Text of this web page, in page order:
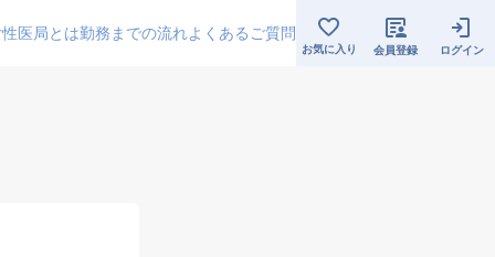
医局とは勤務までの流れよくあるご質問
お気に入り 会員登録 ログイン